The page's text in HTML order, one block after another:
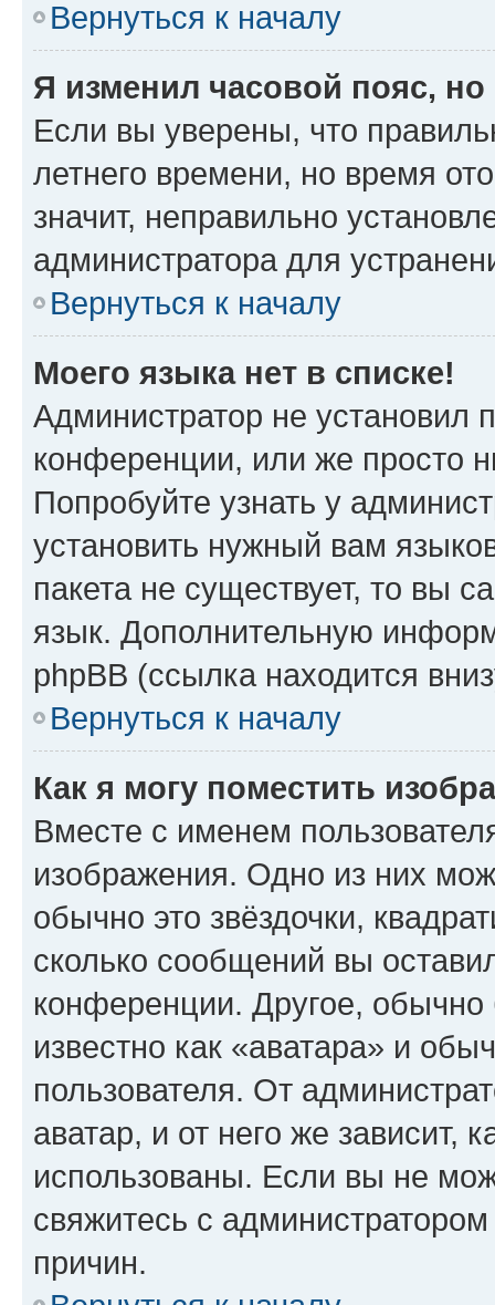
Вернуться к началу
Я изменил часовой пояс,
Если вы уверены, что
летнего времени, но время
значит, неправильно
администратора для
Вернуться к началу
Моего языка нет в списке!
Администратор не установил
конференции, или же просто
Попробуйте узнать у
установить нужный вам
пакета не существует, то вы
язык. Дополнительную
phpBB (ссылка находится
Вернуться к началу
Как я могу поместить
Вместе с именем
изображения. Одно из них
обычно это звёздочки,
сколько сообщений вы
конференции. Другое,
известно как «аватара» и
пользователя. От
аватар, и от него же зависит,
использованы. Если вы не
свяжитесь с
причин.